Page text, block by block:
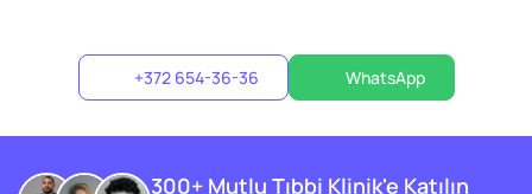
+372 654-36-36 WhatsApp
300+ Mutlu Tıbbi Klinik'e Katılın